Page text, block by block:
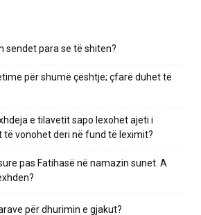
sendet para se të shiten?
për shumë çështje; çfarë duhet të
e tilavetit sapo lexohet ajeti i
të vonohet deri në fund të leximit?
pas Fatihasë në namazin sunet. A
për dhurimin e gjakut?